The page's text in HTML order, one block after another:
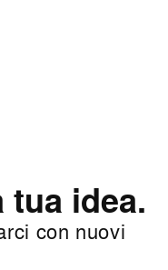
tua idea.
con nuovi